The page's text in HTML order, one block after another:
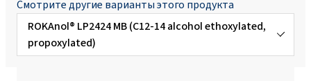
Смотрите другие варианты этого продукта
ROKAnol® LP2424 MB (C12-14 alcohol ethoxylated,
propoxylated)